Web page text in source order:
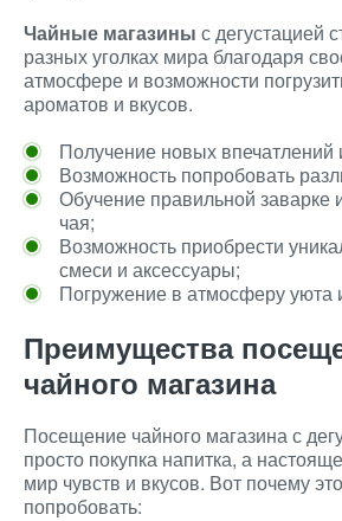
Чайные магазины с дегустацией
разных уголках мира благодаря
атмосфере и возможности
ароматов и вкусов.
Получение новых впечатлений
Возможность попробовать
Обучение правильной заварке
чая;
Возможность приобрести
смеси и аксессуары;
Погружение в атмосферу уюта
Преимущества
чайного магазина
Посещение чайного магазина с
просто покупка напитка, а
мир чувств и вкусов. Вот почему
попробовать: